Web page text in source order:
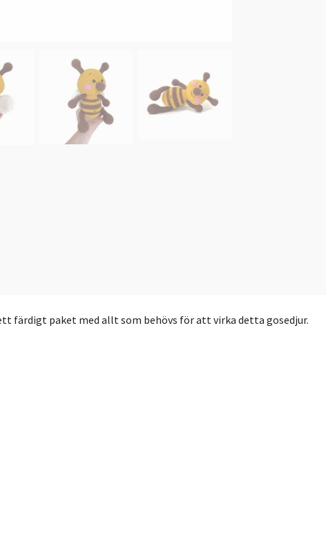
färdigt paket med allt som behövs för att virka detta gosedjur.